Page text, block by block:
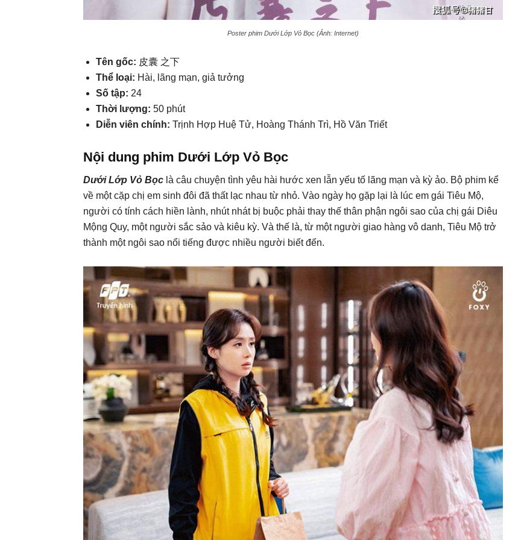
Poster phim Dưới Lớp Vỏ Bọc (Ảnh: Internet)
Tên gốc: 皮囊 之下
Thể loại: Hài, lãng mạn, giả tưởng
Số tập: 24
Thời lượng: 50 phút
Diễn viên chính: Trịnh Hợp Huệ Tử, Hoàng Thánh Trì, Hồ Văn Triết
Nội dung phim Dưới Lớp Vỏ Bọc
Dưới Lớp Vỏ Bọc là câu chuyện tình yêu hài hước xen lẫn yếu tố lãng mạn và kỳ ảo. Bộ phim kể
về một cặp chị em sinh đôi đã thất lạc nhau từ nhỏ. Vào ngày họ gặp lại là lúc em gái Tiêu Mộ,
người có tính cách hiền lành, nhút nhát bị buộc phải thay thế thân phận ngôi sao của chị gái Diêu
Mộng Quy, một người sắc sảo và kiêu kỳ. Và thế là, từ một người giao hàng vô danh, Tiêu Mộ trở
thành một ngôi sao nổi tiếng được nhiều người biết đến.